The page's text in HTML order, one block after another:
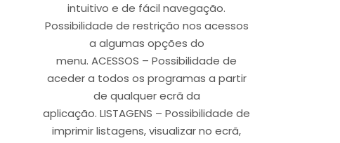
intuitivo e de fácil navegação.
Possibilidade de restrição nos acessos
a algumas opções do
menu. ACESSOS – Possibilidade de
aceder a todos os programas a partir
de qualquer ecrã da
aplicação. LISTAGENS – Possibilidade de
imprimir listagens, visualizar no ecrã,